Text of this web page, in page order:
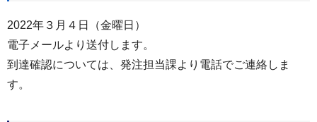
2022年３⽉４⽇（⾦曜⽇）
電⼦メールより送付します。
到達確認については、発注担当課より電話でご連絡しま
す。